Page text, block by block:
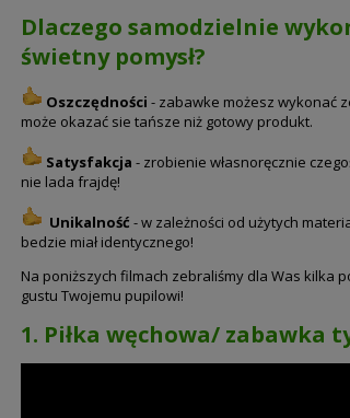
Dlaczego samodzielnie
świetny pomysł?
Oszczędności - zabawke możesz wykonać
może okazać sie tańsze niż gotowy produkt.
Satysfakcja - zrobienie własnoręcznie
nie lada frajdę!
Unikalność - w zależności od użytych
bedzie miał identycznego!
Na poniższych filmach zebraliśmy dla Was kilka
gustu Twojemu pupilowi!
1. Piłka węchowa/ zabawka